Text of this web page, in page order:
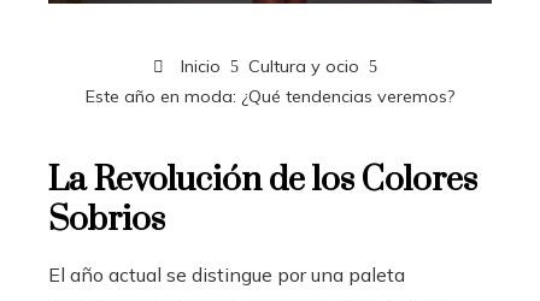
Inicio
Cultura y ocio
Este año en moda: ¿Qué tendencias veremos?
La Revolución de los Colores
Sobrios
El año actual se distingue por una paleta